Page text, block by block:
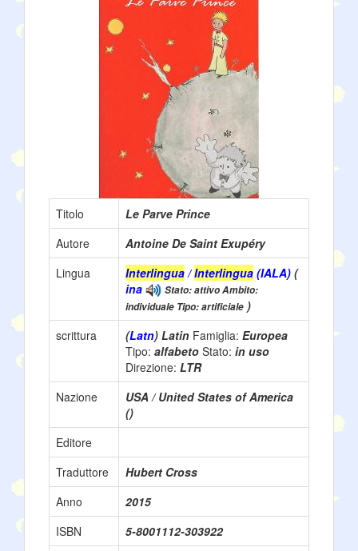
Titolo
Le Parve Prince
Autore
Antoine De Saint Exupéry
Lingua
Interlingua /Interlingua (IALA) (
ina
Stato: attivo Ambito:
individuale Tipo: artificiale )
scrittura
(Latn) Latin Famiglia: Europea
Tipo: alfabeto Stato: in uso
Direzione: LTR
Nazione
USA / United States of America
()
Editore
Traduttore
Hubert Cross
Anno
2015
ISBN
5-8001112-303922